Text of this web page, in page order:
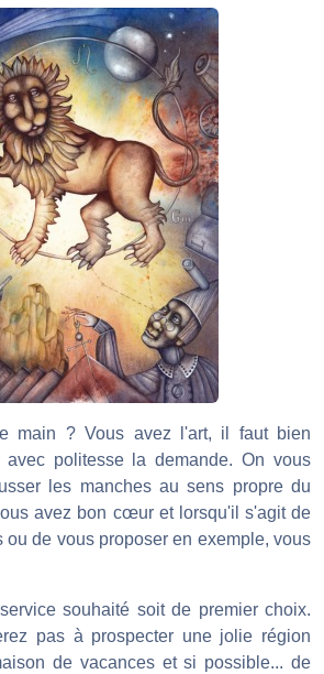
main ? Vous avez l'art, il faut bien
avec politesse la demande. On vous
les manches au sens propre du
avez bon cœur et lorsqu'il s'agit de
ou de vous proposer en exemple, vous
souhaité soit de premier choix.
pas à prospecter une jolie région
de vacances et si possible... de